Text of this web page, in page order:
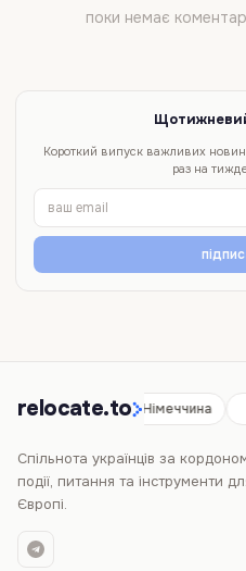
поки немає
Короткий випуск важливих
раз на
relocate.to
Іспанія Німеччина
Спільнота українців за
події, питання та інструменти
Європі.